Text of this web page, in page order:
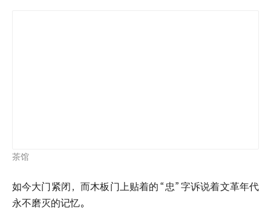
茶馆
如今大门紧闭，而木板门上贴着的 “忠” 字诉说着文革年代
永不磨灭的记忆。